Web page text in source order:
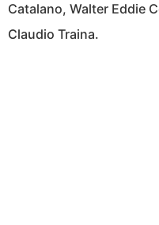
Catalano, Walter Eddie
Claudio Traina.